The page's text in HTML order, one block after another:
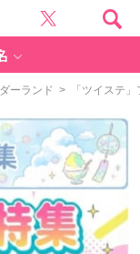
ーランド > 「ツイステ」